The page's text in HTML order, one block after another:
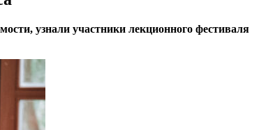
узнали участники лекционного фестиваля